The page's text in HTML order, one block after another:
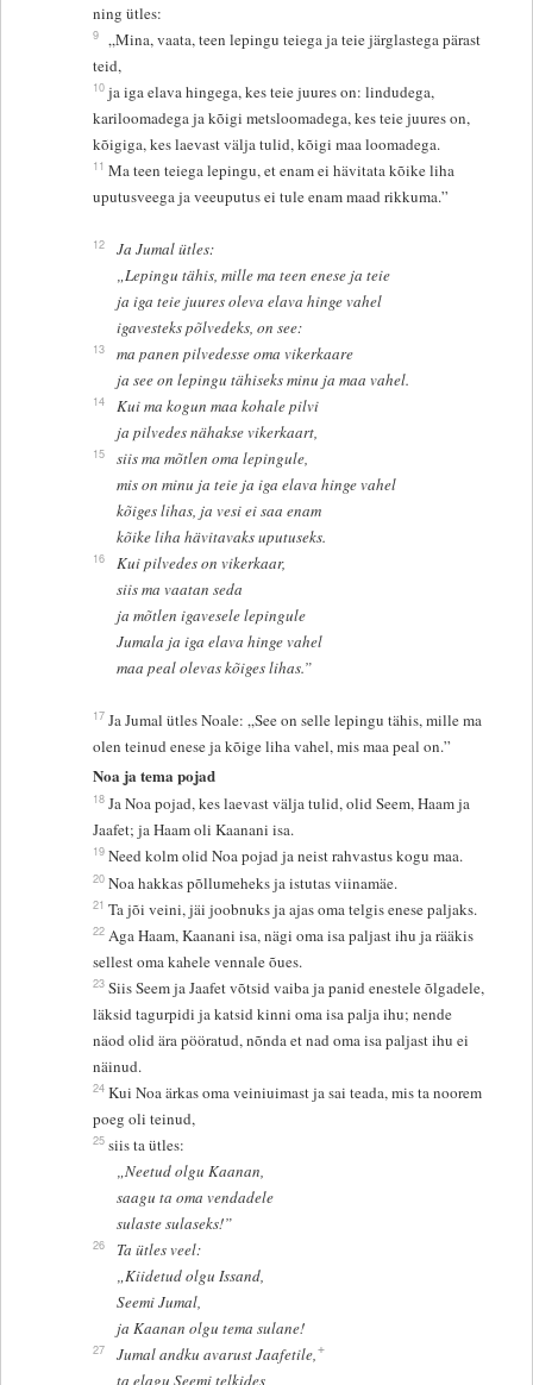
ning ütles:
9 „Mina, vaata, teen lepingu teiega ja teie järglastega pärast
teid,
10 ja iga elava hingega, kes teie juures on: lindudega,
kariloomadega ja kõigi metsloomadega, kes teie juures on,
kõigiga, kes laevast välja tulid, kõigi maa loomadega.
11 Ma teen teiega lepingu, et enam ei hävitata kõike liha
uputusveega ja veeuputus ei tule enam maad rikkuma.”
12
Ja Jumal ütles:
„Lepingu tähis, mille ma teen enese ja teie
ja iga teie juures oleva elava hinge vahel
igavesteks põlvedeks, on see:
13
ma panen pilvedesse oma vikerkaare
ja see on lepingu tähiseks minu ja maa vahel.
14
Kui ma kogun maa kohale pilvi
ja pilvedes nähakse vikerkaart,
15
siis ma mõtlen oma lepingule,
mis on minu ja teie ja iga elava hinge vahel
kõiges lihas, ja vesi ei saa enam
kõike liha hävitavaks uputuseks.
16
Kui pilvedes on vikerkaar,
siis ma vaatan seda
ja mõtlen igavesele lepingule
Jumala ja iga elava hinge vahel
maa peal olevas kõiges lihas.”
17 Ja Jumal ütles Noale: „See on selle lepingu tähis, mille ma
olen teinud enese ja kõige liha vahel, mis maa peal on.”
Noa ja tema pojad
18 Ja Noa pojad, kes laevast välja tulid, olid Seem, Haam ja
Jaafet; ja Haam oli Kaanani isa.
19 Need kolm olid Noa pojad ja neist rahvastus kogu maa.
20 Noa hakkas põllumeheks ja istutas viinamäe.
21 Ta jõi veini, jäi joobnuks ja ajas oma telgis enese paljaks.
22 Aga Haam, Kaanani isa, nägi oma isa paljast ihu ja rääkis
sellest oma kahele vennale õues.
23 Siis Seem ja Jaafet võtsid vaiba ja panid enestele õlgadele,
läksid tagurpidi ja katsid kinni oma isa palja ihu; nende
näod olid ära pööratud, nõnda et nad oma isa paljast ihu ei
näinud.
24 Kui Noa ärkas oma veiniuimast ja sai teada, mis ta noorem
poeg oli teinud,
25 siis ta ütles:
„Neetud olgu Kaanan,
saagu ta oma vendadele
sulaste sulaseks!”
26
Ta ütles veel:
„Kiidetud olgu Issand,
Seemi Jumal,
ja Kaanan olgu tema sulane!
27 Jumal andku avarust Jaafetile,+
ta elagu Seemi telkides